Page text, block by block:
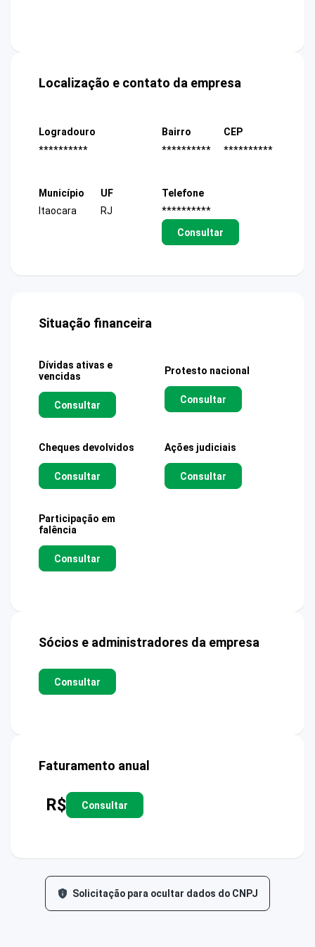
Localização e contato da empresa
Logradouro
**********
Bairro
**********
CEP
**********
Município
Itaocara
UF
RJ
Telefone
**********
Consultar
Situação financeira
Dívidas ativas e
vencidas
Consultar
Protesto nacional
Consultar
Cheques devolvidos
Consultar
Ações judiciais
Consultar
Participação em
falência
Consultar
Sócios e administradores da empresa
Consultar
Faturamento anual
R$ Consultar
Solicitação para ocultar dados do CNPJ